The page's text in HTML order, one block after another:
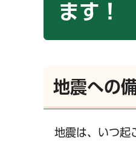
ます！
地震への
地震は、いつ起